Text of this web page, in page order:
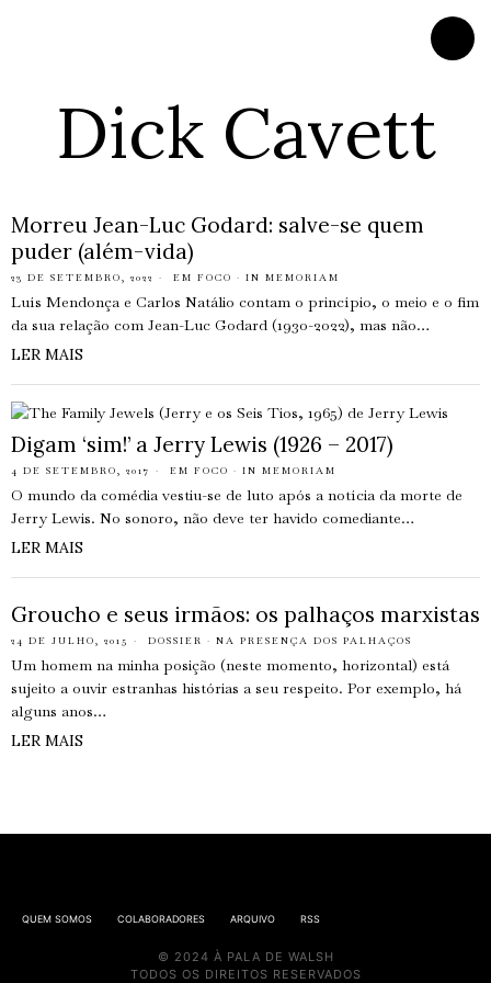
Dick Cavett
Morreu Jean-Luc Godard: salve-se quem
puder (além-vida)
23 DE SETEMBRO, 2022 EM FOCO · IN MEMORIAM
Luís Mendonça e Carlos Natálio contam o princípio, o meio e o fim
da sua relação com Jean-Luc Godard (1930-2022), mas não…
LER MAIS
Digam ‘sim!’ a Jerry Lewis (1926 – 2017)
4 DE SETEMBRO, 2017 EM FOCO · IN MEMORIAM
O mundo da comédia vestiu-se de luto após a notícia da morte de
Jerry Lewis. No sonoro, não deve ter havido comediante…
LER MAIS
Groucho e seus irmãos: os palhaços marxistas
24 DE JULHO, 2015 DOSSIER · NA PRESENÇA DOS PALHAÇOS
Um homem na minha posição (neste momento, horizontal) está
sujeito a ouvir estranhas histórias a seu respeito. Por exemplo, há
alguns anos…
LER MAIS
QUEM SOMOS COLABORADORES ARQUIVO RSS
© 2024 À PALA DE WALSH
TODOS OS DIREITOS RESERVADOS